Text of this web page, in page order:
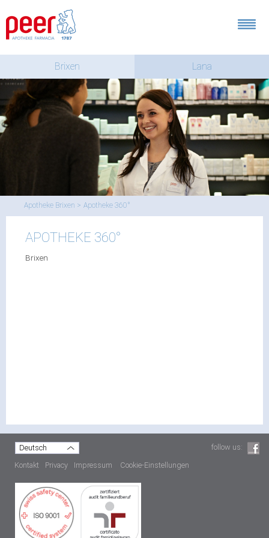
Brixen Lana
Apotheke Brixen Apotheke 360°
APOTHEKE 360°
Brixen
Deutsch
Kontakt
Privacy Impressum Cookie-Einstellungen
follow us: